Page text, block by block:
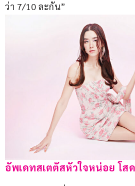
ว่า 7/10 ละกัน”
อัพเดทสเตตัสหัวใจหน่อย โส